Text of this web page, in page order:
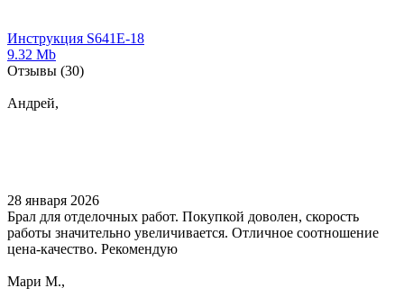
Инструкция S641E-18
9.32 Mb
Отзывы (30)
Андрей,
28 января 2026
Брал для отделочных работ. Покупкой доволен, скорость
работы значительно увеличивается. Отличное соотношение
цена-качество. Рекомендую
Мари М.,